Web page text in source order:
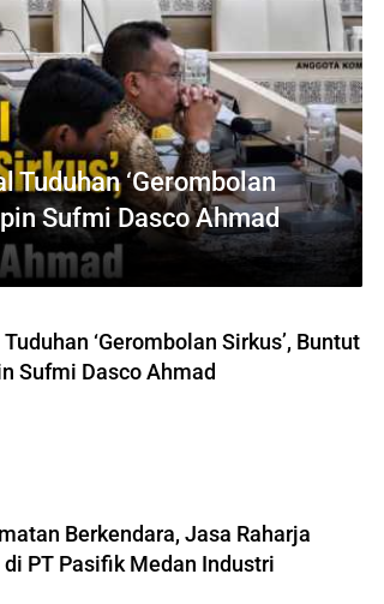
Tuduhan ‘Gerombolan
Sufmi Dasco Ahmad
‘Gerombolan Sirkus’, Buntut
Sufmi Dasco Ahmad
Berkendara, Jasa Raharja
PT Pasifik Medan Industri